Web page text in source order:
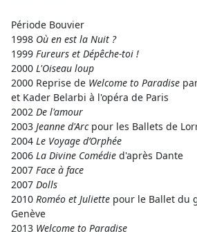
Période Bouvier
1998 Où en est la Nuit ?
1999 Fureurs et Dépêche-toi !
2000 L'Oiseau loup
2000 Reprise de Welcome to Paradise
et Kader Belarbi à l'opéra de Paris
2002 De l'amour
2003 Jeanne d'Arcpour les Ballets de
2004 Le Voyage d’Orphée
2006 La Divine Comédie d'après Dante
2007 Face à face
2007 Dolls
2010 Roméo et Juliette pour le Ballet du
Genève
2013 Welcome to Paradise